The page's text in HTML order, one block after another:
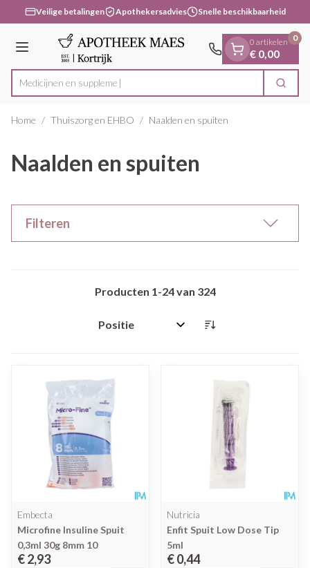
Ga naar de inhoud
1 van 1Veilige betalingen Apothekersadvies Snelle beschikbaarheid
Menu
Product, merk, categorie...
Med Zoek
0 artikelen
€ 0,00
0
Home / Thuiszorg en EHBO / Naalden en spuiten
Naalden en spuiten
Filteren
Producten 1-24van 324
Sorteer op:
Embecta
Microfine Insuline Spuit
0,3ml 30g 8mm 10
€ 2,93
Nutricia
Enfit Spuit Low Dose Tip
5ml
€ 0,44